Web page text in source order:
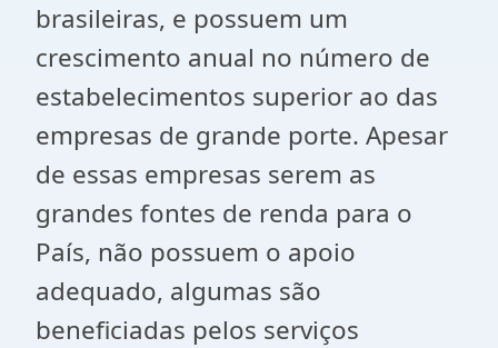
brasileiras, e possuem um
crescimento anual no número de
estabelecimentos superior ao das
empresas de grande porte. Apesar
de essas empresas serem as
grandes fontes de renda para o
País, não possuem o apoio
adequado, algumas são
beneficiadas pelos serviços